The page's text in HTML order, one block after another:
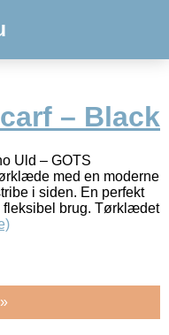
– Black
Uld – GOTS
med en moderne
i siden. En perfekt
brug. Tørklædet